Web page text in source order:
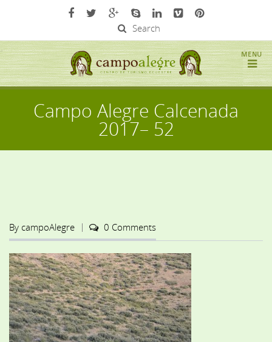
Search
Campo Alegre Calcenada
2017– 52
By campoAlegre 0 Comments